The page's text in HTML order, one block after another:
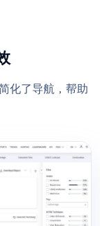
化了导航，帮助